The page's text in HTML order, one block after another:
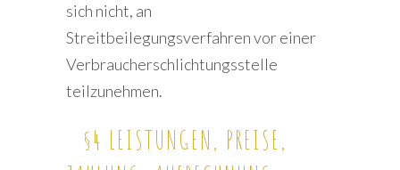
sich nicht, an
Streitbeilegungsverfahren vor einer
Verbraucherschlichtungsstelle
teilzunehmen.
§4 LEISTUNGEN, PREISE,